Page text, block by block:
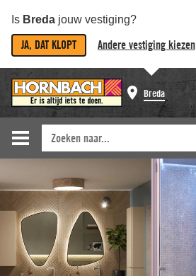
Is Breda jouw vestiging?
JA, DAT KLOPT Andere vestiging kiezen
Breda